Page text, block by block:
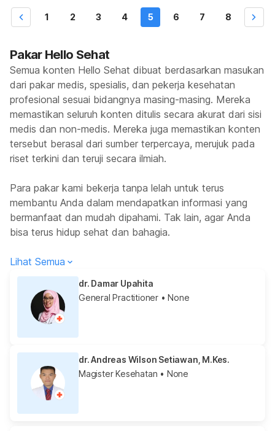
1 2 3 4 5 6 7 8
Pakar Hello Sehat
Semua konten Hello Sehat dibuat berdasarkan masukan
dari pakar medis, spesialis, dan pekerja kesehatan
profesional sesuai bidangnya masing-masing. Mereka
memastikan seluruh konten ditulis secara akurat dari sisi
medis dan non-medis. Mereka juga memastikan konten
tersebut berasal dari sumber terpercaya, merujuk pada
riset terkini dan teruji secara ilmiah.
Para pakar kami bekerja tanpa lelah untuk terus
membantu Anda dalam mendapatkan informasi yang
bermanfaat dan mudah dipahami. Tak lain, agar Anda
bisa terus hidup sehat dan bahagia.
Lihat Semua
dr. Damar Upahita
General Practitioner • None
dr. Andreas Wilson Setiawan, M.Kes.
Magister Kesehatan • None